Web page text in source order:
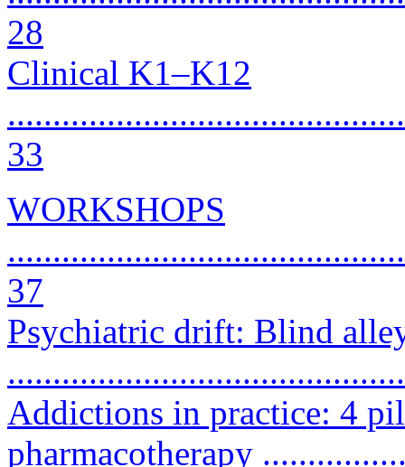
28
Clinical K1–K12
33
WORKSHOPS
37
Psychiatric drift: Blind
Addictions in practice: 4
pharmacotherapy